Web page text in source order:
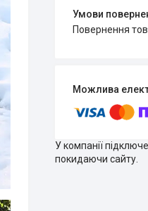
повернення
У компанії
покидаючи сайту.